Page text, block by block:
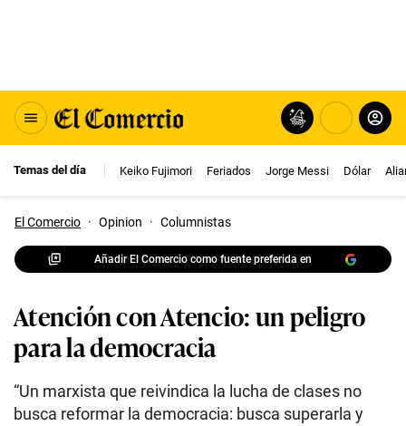
Temas del día Keiko Fujimori Feriados Jorge Messi Dólar
El Comercio · Opinion · Columnistas
Añadir El Comercio como fuente preferida en
Atención con Atencio: un peligro
para la democracia
“Un marxista que reivindica la lucha de clases no
busca reformar la democracia: busca superarla y